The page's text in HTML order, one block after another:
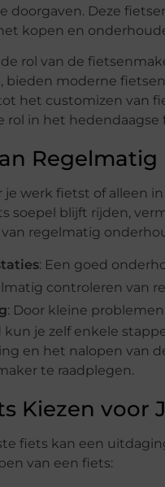
doorgaven. Deze
kopen en
rol van de
bieden moderne
het customizen van
rol in het hedendaagse
je werk fietst of alleen
soepel blijft rijden,
regelmatig
: Een goed
controleren van
: Door kleine
kun je zelf enkele
en het nalopen van
te raadplegen.
Kiezen voor
fiets kan een
van een fiets: